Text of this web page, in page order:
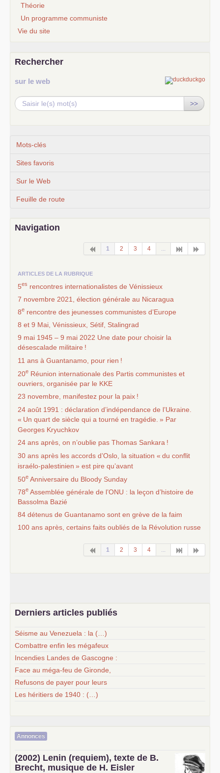
Théorie
Un programme communiste
Vie du site
Rechercher
sur le web
>>
Mots-clés
Sites favoris
Sur le Web
Feuille de route
Navigation
1 2 3 4
ARTICLES DE LA RUBRIQUE
5es rencontres internationalistes de Vénissieux
7 novembre 2021, élection générale au Nicaragua
8e rencontre des jeunesses communistes d’Europe
8 et 9 Mai, Vénissieux, Sétif, Stalingrad
9 mai 1945 – 9 mai 2022 Une date pour choisir la
désescalade militaire !
11 ans à Guantanamo, pour rien !
20e Réunion internationale des Partis communistes et
ouvriers, organisée par le KKE
23 novembre, manifestez pour la paix !
24 août 1991 : déclaration d’indépendance de l’Ukraine.
« Un quart de siècle qui a tourné en tragédie. » Par
Georges Kryuchkov
24 ans après, on n’oublie pas Thomas Sankara !
30 ans après les accords d’Oslo, la situation « du conflit
israélo-palestinien » est pire qu’avant
50e Anniversaire du Bloody Sunday
78e Assemblée générale de l’ONU : la leçon d’histoire de
Bassolma Bazié
84 détenus de Guantanamo sont en grève de la faim
100 ans après, certains faits oubliés de la Révolution russe
1 2 3 4
Derniers articles publiés
Séisme au Venezuela : la (…)
Combattre enfin les mégafeux
Incendies Landes de Gascogne :
Face au méga-feu de Gironde,
Refusons de payer pour leurs
Les héritiers de 1940 : (…)
Annonces
(2002) Lenin (requiem), texte de B.
Brecht, musique de H. Eisler